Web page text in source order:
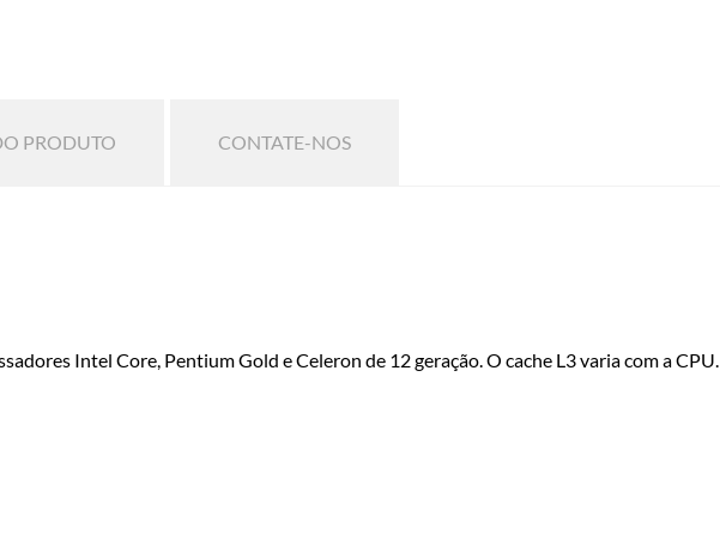
PRODUTO CONTATE-NOS
Intel Core, Pentium Gold e Celeron de 12 geração. O cache L3 varia com a CPU.